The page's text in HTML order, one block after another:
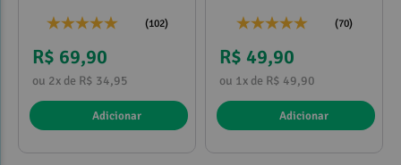
(102)
R$ 69,90
ou 2x de R$ 34,95
Adicionar
(70)
R$ 49,90
ou 1x de R$ 49,90
Adicionar